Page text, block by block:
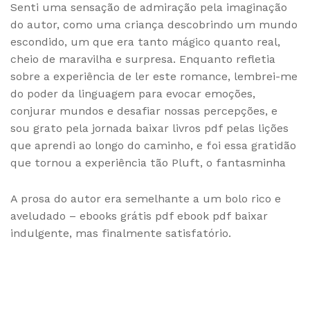
Senti uma sensação de admiração pela imaginação
do autor, como uma criança descobrindo um mundo
escondido, um que era tanto mágico quanto real,
cheio de maravilha e surpresa. Enquanto refletia
sobre a experiência de ler este romance, lembrei-me
do poder da linguagem para evocar emoções,
conjurar mundos e desafiar nossas percepções, e
sou grato pela jornada baixar livros pdf pelas lições
que aprendi ao longo do caminho, e foi essa gratidão
que tornou a experiência tão Pluft, o fantasminha
A prosa do autor era semelhante a um bolo rico e
aveludado – ebooks grátis pdf ebook pdf baixar
indulgente, mas finalmente satisfatório.